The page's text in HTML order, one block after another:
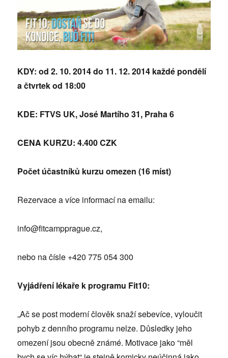
KDY: od 2. 10. 2014 do 11. 12. 2014 každé pondělí
a čtvrtek od 18:00
KDE: FTVS UK, José Martího 31, Praha 6
CENA KURZU: 4.400 CZK
Počet účastníků kurzu omezen (16 míst)
Rezervace a více informací na emailu:
info@fitcampprague.cz,
nebo na čísle +420 775 054 300
Vyjádření lékaře k programu Fit10:
„Ač se post moderní člověk snaží sebevíce, vyloučit
pohyb z denního programu nelze. Důsledky jeho
omezení jsou obecně známé. Motivace jako “měl